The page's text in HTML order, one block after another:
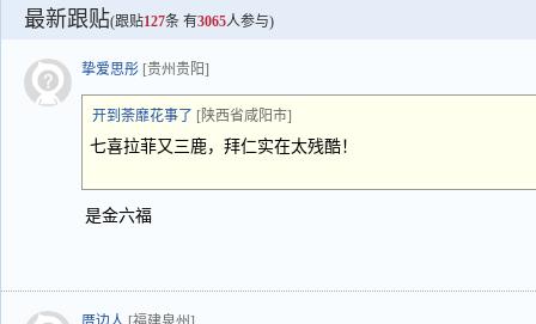
最新跟贴(跟贴127条 有3065人参与)
挚爱思彤 [贵州贵阳]
开到荼靡花事了 [陕西省咸阳市]
七喜拉菲又三鹿，拜仁实在太残酷！
是金六福